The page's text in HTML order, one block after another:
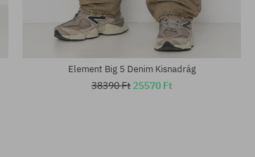
Elérhető méretek:
Element Big 5 Denim Kisnadrág
38390 Ft 25570 Ft